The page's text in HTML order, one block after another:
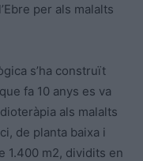
per als malalts
s’ha construït
fa 10 anys es va
als malalts
de planta baixa i
1.400 m2, dividits en